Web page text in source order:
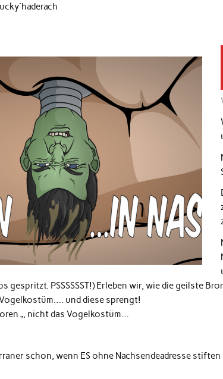
gespritzt. PSSSSSST!) Erleben wir, wie die geilste
und diese sprengt!
„, nicht das Vogelkostüm…
schon, wenn ES ohne Nachsendeadresse